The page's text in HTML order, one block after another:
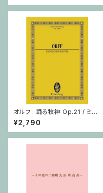
オルフ : 踊る牧神 Op.21 / ミニ
チュアスコア
¥2,790